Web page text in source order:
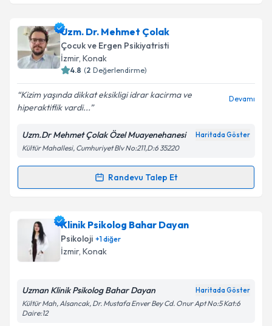
Psk. Samet Turaniçin randevu takvimi talebi
oluşturun. Size bu uzmandan randevu almanız için bir
takvim hazırlandığında e-posta ile bilgilendireceğiz.
Kişisel verilerimin işlenmesine ilişkin
Aydınlatma
Metni'ni okudum ve kişisel verilerimin belirtilen
kapsamda işlenmesini kabul ediyorum.
Uzm. Dr. Mehmet Çolak
Çocuk ve Ergen Psikiyatristi
İzmir, Konak
4.8 (2 Değerlendirme)
Kizim yaşında dikkat eksikligi idrar kacirma ve
hiperaktiflik vardi...
Devamı
Uzm.Dr Mehmet Çolak Özel Muayenehanesi Haritada Göster
Kültür Mahallesi, Cumhuriyet Blv No:211,D:6 35220
Randevu Talep Et
Randevu Takvimi Talebi
Uzm. Dr. Mehmet Çolakiçin randevu takvimi talebi
oluşturun. Size bu uzmandan randevu almanız için bir
takvim hazırlandığında e-posta ile bilgilendireceğiz.
Klinik Psikolog Bahar Dayan
Psikoloji +1diğer
İzmir, Konak
Uzman Klinik Psikolog Bahar Dayan Haritada Göster
Kültür Mah, Alsancak, Dr. Mustafa Enver Bey Cd. Onur Apt No:5 Kat:6
Daire:12